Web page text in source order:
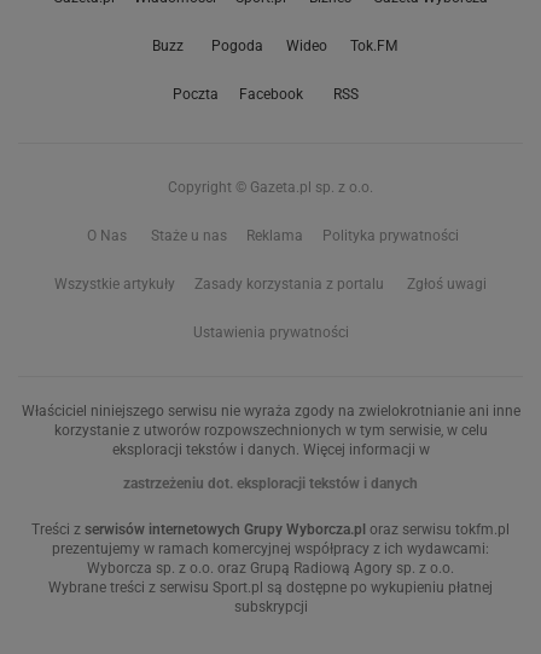
Buzz Pogoda Wideo Tok.FM
Poczta Facebook RSS
Copyright © Gazeta.pl sp. z o.o.
O Nas Staże u nas Reklama Polityka prywatności
Wszystkie artykuły Zasady korzystania z portalu Zgłoś uwagi
Ustawienia prywatności
Właściciel niniejszego serwisu nie wyraża zgody na zwielokrotnianie ani inne
korzystanie z utworów rozpowszechnionych w tym serwisie, w celu
eksploracji tekstów i danych. Więcej informacji w
zastrzeżeniu dot. eksploracji tekstów i danych
Treści z serwisów internetowych Grupy Wyborcza.pl oraz serwisu tokfm.pl
prezentujemy w ramach komercyjnej współpracy z ich wydawcami:
Wyborcza sp. z o.o. oraz Grupą Radiową Agory sp. z o.o.
Wybrane treści z serwisu Sport.pl są dostępne po wykupieniu płatnej
subskrypcji